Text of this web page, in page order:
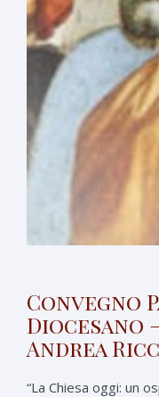
Convegno
Diocesano
Andrea
“La Chiesa oggi: un